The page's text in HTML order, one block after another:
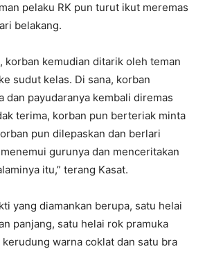
pelaku RK pun turut ikut meremas
belakang.
korban kemudian ditarik oleh teman
sudut kelas. Di sana, korban
dan payudaranya kembali diremas
terima, korban pun berteriak minta
pun dilepaskan dan berlari
gurunya dan menceritakan
itu,” terang Kasat.
yang diamankan berupa, satu helai
panjang, satu helai rok pramuka
warna coklat dan satu bra